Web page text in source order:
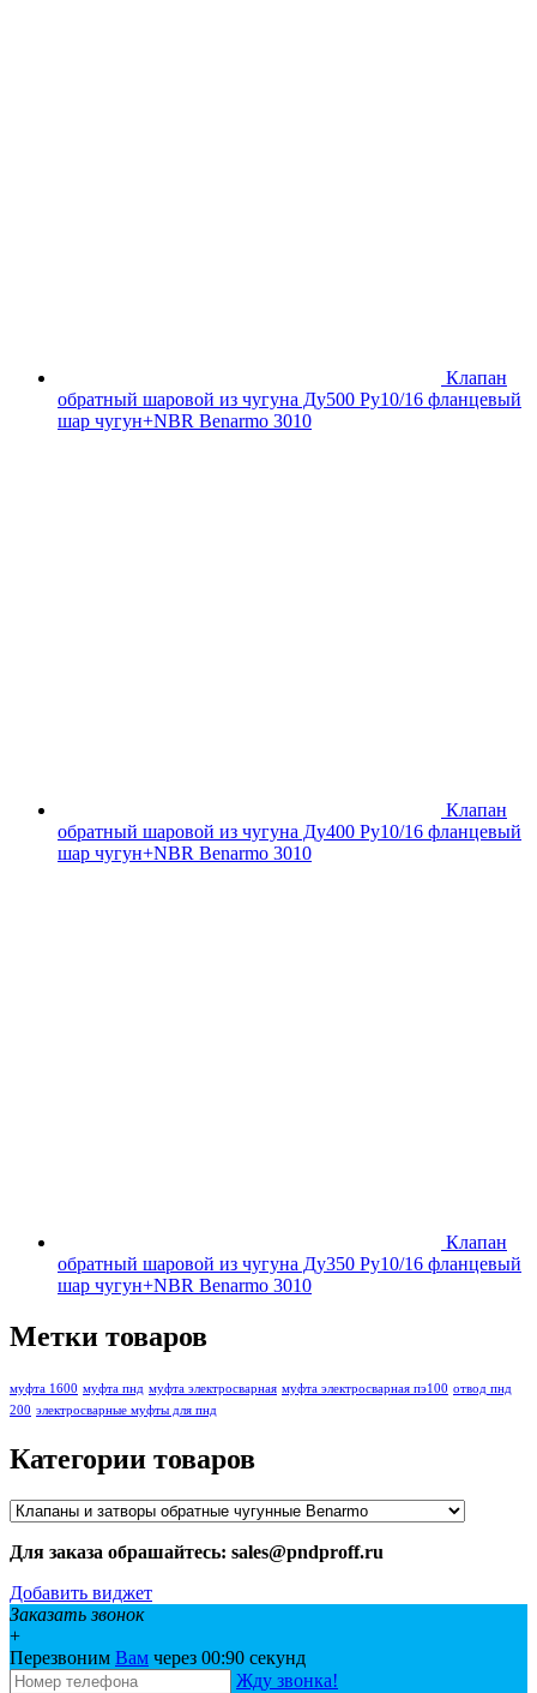
Клапан
обратный шаровой из чугуна Ду500 Ру10/16 фланцевый
шар чугун+NBR Benarmo 3010
Клапан
обратный шаровой из чугуна Ду400 Ру10/16 фланцевый
шар чугун+NBR Benarmo 3010
Клапан
обратный шаровой из чугуна Ду350 Ру10/16 фланцевый
шар чугун+NBR Benarmo 3010
Метки товаров
муфта 1600 муфта пнд муфта электросварная муфта электросварная пэ100 отвод пнд
200 электросварные муфты для пнд
Категории товаров
Для заказа обрашайтесь: sales@pndproff.ru
Добавить виджет
Заказать звонок
+
Перезвоним Вам через 00:90 секунд
Жду звонка!